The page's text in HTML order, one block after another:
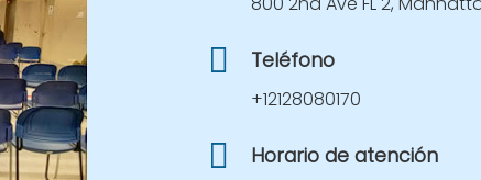
Teléfono
+12128080170
Horario de atención